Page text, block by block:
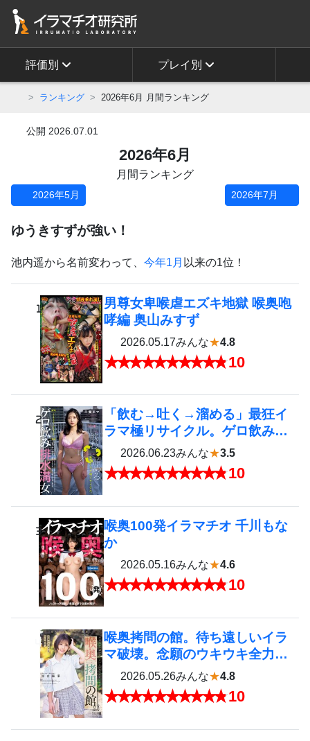
評価別 プレイ別
ランキング 2026年6月 月間ランキング
公開 2026.07.01
2026年6月
月間ランキング
2026年5月 2026年7月
ゆうきすずが強い！
池内遥から名前変わって、 今年1月 以来の1位！
1
男尊女卑喉虐エズキ地獄 喉奥咆
哮編 奥山みすず
2026.05.17みんな★4.8
10
2
「飲む→吐く→溜める」最狂イ
ラマ極リサイクル。ゲロ飲み排
水溝女。 二葉エマ
2026.06.23みんな★3.5
10
3
喉奥100発イラマチオ 千川もな
か
2026.05.16みんな★4.6
10
4
喉奥拷問の館。待ち遠しいイラ
マ破壊。念願のウキウキ全力嘔
吐。元気いっぱいボーイッシュ
ちゃんをご招待。
2026.05.26みんな★4.8
10